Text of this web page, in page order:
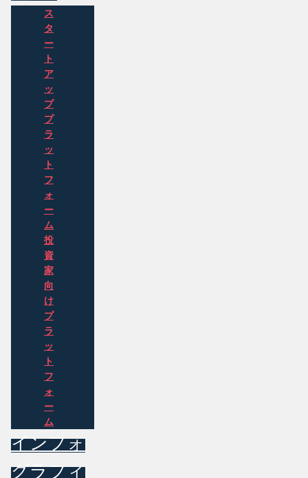
ス
タ
ー
ト
ア
ッ
プ
プ
ラ
ッ
ト
フ
ォ
ー
ム
投
資
家
向
け
プ
ラ
ッ
ト
フ
ォ
ー
ム
インフォ
グラフィ